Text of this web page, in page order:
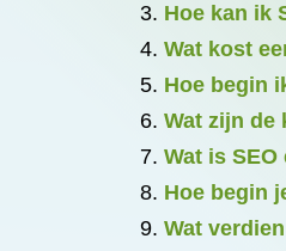
Hoe kan ik
Wat kost
Hoe begin
Wat zijn de
Wat is
Hoe begin
Wat